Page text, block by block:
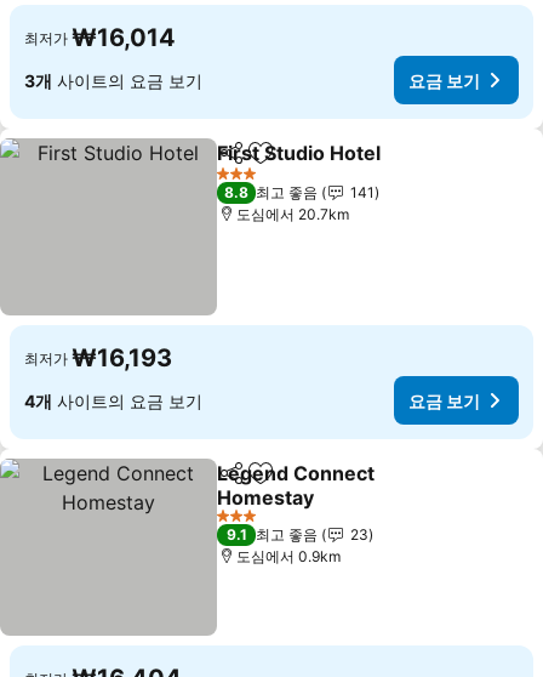
최저가 ₩16,014
3개 사이트의 요금 보기 요금 보기
공유 즐겨찾기에 추가
First Studio Hotel
3 성급
8.8 최고 좋음
141
도심에서 20.7km
최저가 ₩16,193
4개 사이트의 요금 보기 요금 보기
공유 즐겨찾기에 추가
Legend Connect
Homestay
요금 보기
3 성급
9.1 최고 좋음
23
도심에서 0.9km